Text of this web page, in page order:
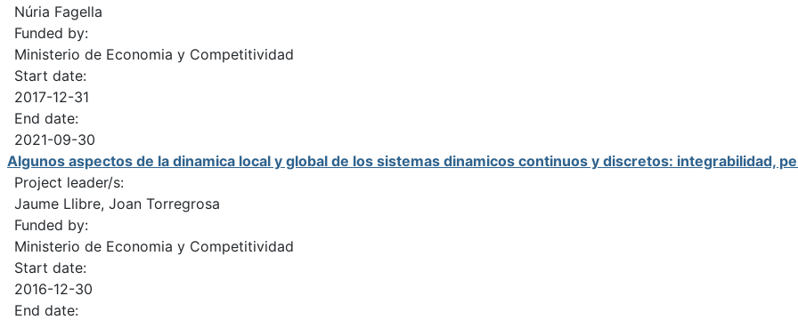
Núria Fagella
Funded by:
Ministerio de Economia y Competitividad
Start date:
2017-12-31
End date:
2021-09-30
Algunos aspectos de la dinamica local y global de los sistemas dinamicos continuos y discretos: integrabilidad,
Project leader/s:
Jaume Llibre, Joan Torregrosa
Funded by:
Ministerio de Economia y Competitividad
Start date:
2016-12-30
End date: